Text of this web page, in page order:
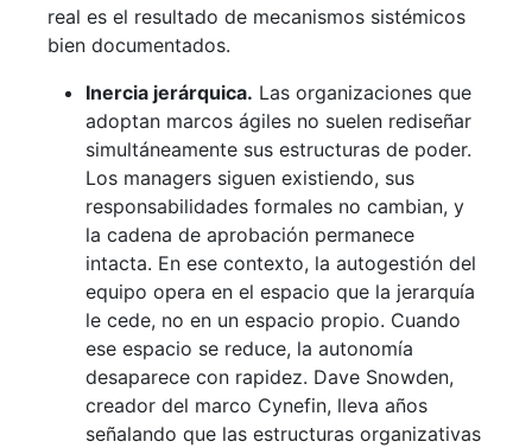
real es el resultado de mecanismos sistémicos
bien documentados.
Inercia jerárquica. Las organizaciones que
adoptan marcos ágiles no suelen rediseñar
simultáneamente sus estructuras de poder.
Los managers siguen existiendo, sus
responsabilidades formales no cambian, y
la cadena de aprobación permanece
intacta. En ese contexto, la autogestión del
equipo opera en el espacio que la jerarquía
le cede, no en un espacio propio. Cuando
ese espacio se reduce, la autonomía
desaparece con rapidez. Dave Snowden,
creador del marco Cynefin, lleva años
señalando que las estructuras organizativas